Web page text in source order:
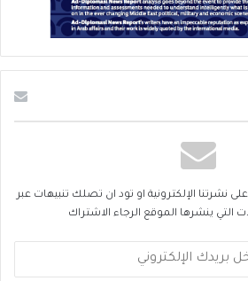
الإلكترونية او تود ان تصلك تنبيهات عبر
التي ينشرها الموقع الرجاء الاشتراك